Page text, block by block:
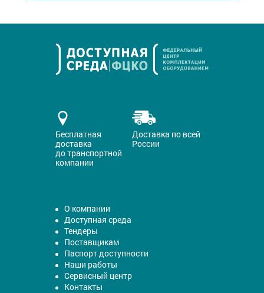
Бесплатная
доставка
до транспортной
компании
Доставка по всей
России
О компании
Доступная среда
Тендеры
Поставщикам
Паспорт доступности
Наши работы
Сервисный центр
Контакты